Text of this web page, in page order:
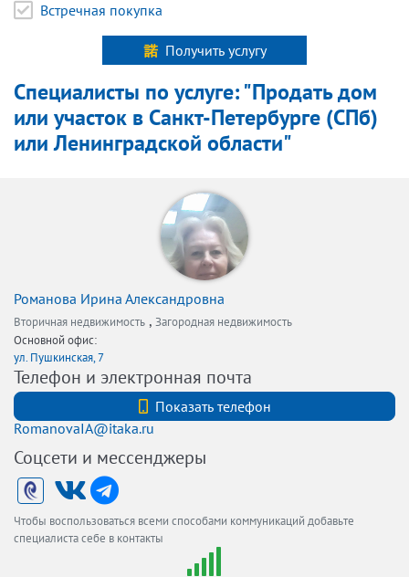
Встречная покупка
Получить услугу
Специалисты по услуге: "Продать дом
или участок в Санкт-Петербурге (СПб)
или Ленинградской области"
Романова Ирина Александровна
Вторичная недвижимость , Загородная недвижимость
Основной офис:
ул. Пушкинская, 7
Телефон и электронная почта
Показать телефон
RomanovaIA@itaka.ru
Соцсети и мессенджеры
Чтобы воспользоваться всеми способами коммуникаций добавьте
специалиста себе в контакты